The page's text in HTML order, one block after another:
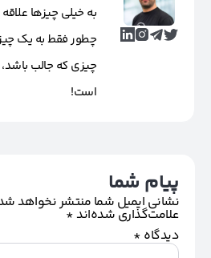
به خیلی چیزها
چطور فقط به یک
چیزی که جالب
است!
پیام شما
نشانی ایمیل شما منتشر نخواهد
علامت‌گذاری شده‌اند*
دیدگاه *